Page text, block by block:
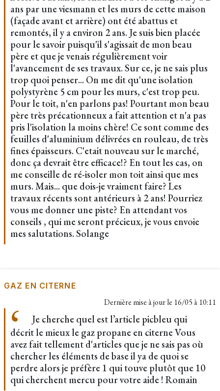
ans par une viesmann et les murs de cette maison
(façade avant et arrière) ont été abattus et
remontés, il y a environ 2 ans. Je suis bien placée
pour le savoir puisqu'il s'agissait de mon beau
père et que je venais régulièrement voir
l'avancement de ses travaux. Sur ce, je ne sais plus
trop quoi penser... On me dit qu'une isolation
polystyrène 5 cm pour les murs, c'est trop peu.
Pour le toit, n'en parlons pas! Pourtant mon beau
père très précationneux a fait attention et n'a pas
pris l'isolation la moins chère! Ce sont comme des
feuilles d'aluminium délivrées en rouleau, de très
fines épaisseurs. C'etait nouveau sur le marché,
donc ça devrait être efficace!? En tout les cas, on
me conseille de ré-isoler mon toit ainsi que mes
murs. Mais... que dois-je vraiment faire? Les
travaux récents sont antérieurs à 2 ans! Pourriez
vous me donner une piste? En attendant vos
conseils , qui me seront précieux, je vous envoie
mes salutations. Solange
GAZ EN CITERNE
Dernière mise à jour le 16/05 à 10:11
Je cherche quel est l’article picbleu qui
décrit le mieux le gaz propane en citerne Vous
avez fait tellement d'articles que je ne sais pas où
chercher les éléments de base il ya de quoi se
perdre alors je préfère 1 qui touve plutôt que 10
qui cherchent mercu pour votre aide ! Romain